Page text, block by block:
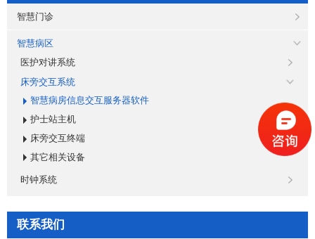
智慧门诊
智慧病区
医护对讲系统
床旁交互系统
智慧病房信息交互服务器软件
护士站主机
床旁交互终端
其它相关设备
时钟系统
联系我们